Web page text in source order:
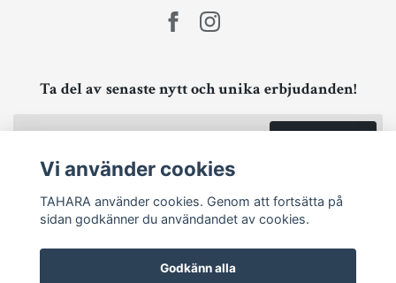
Ta del av senaste nytt och unika erbjudanden!
Vi använder cookies
TAHARA använder cookies. Genom att fortsätta på
sidan godkänner du användandet av cookies.
Godkänn alla